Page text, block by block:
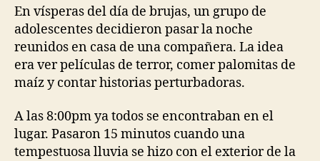
del
pasillo
En vísperas del día de brujas, un grupo de
adolescentes decidieron pasar la noche
reunidos en casa de una compañera. La idea
era ver películas de terror, comer palomitas de
maíz y contar historias perturbadoras.
A las 8:00pm ya todos se encontraban en el
lugar. Pasaron 15 minutos cuando una
tempestuosa lluvia se hizo con el exterior de la